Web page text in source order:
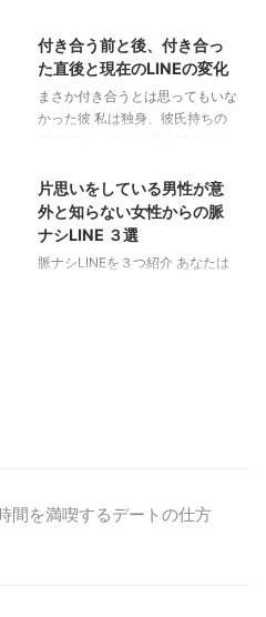
LINE 恋愛コラム 恋愛中の不安
付き合う前と後、付き合っ
た直後と現在のLINEの変化
まさか付き合うとは思ってもいな
かった彼 私は独身、彼氏持ちの
で、まさか付き合うとは思っても
いなかったです。 彼と急接近し
たのは、当時まだ付き合っていた
でした。 LINEを始めました
LINE 恋愛コラム
片思いをしている男性が意
外と知らない女性からの脈
ナシLINE ３選
脈ナシLINEを３つ紹介 あなたは
LINEを３つ紹介していきたいと
思います。 「いそがしい」とご
間を満喫するデートの仕方